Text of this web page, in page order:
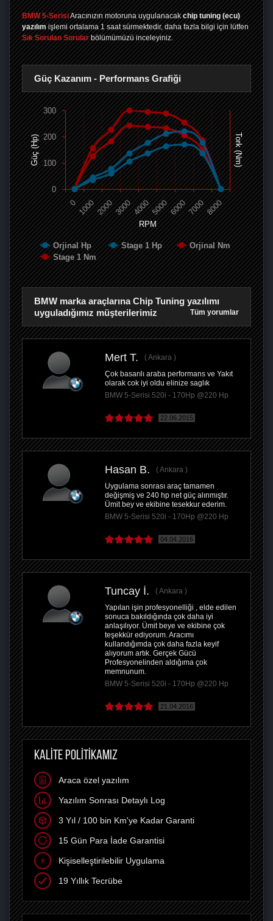
BMW 5-SerisiAracınızın motoruna uygulanacak chip tuning (ecu)
yazılım işlemi ortalama 1 saat sürmektedir, daha fazla bilgi için lütfen
Sık Sorulan Sorular bölümümüzü inceleyiniz.
Güç Kazanım - Performans Grafiği
RPM
Güç (Hp) Tork (Nm)
Orjinal Hp Stage 1 Hp
Orjinal Nm
Stage 1 Nm
0 100020003000 40005000600070008000
0
100
200
300
BMW marka araçlarına Chip Tuning yazılımı
uyguladığımız müşterilerimiz
Tüm yorumlar
Mert T.
Ankara
Çok basarılı araba performans ve Yakıt
olarak cok iyi oldu elinize saglık
BMW 5-Serisi 520i - 170Hp @220 Hp
22.06.2015
Hasan B.
Ankara
Uygulama sonrası araç tamamen
değişmiş ve 240 hp net güç alınmıştır.
Ümit bey ve ekibine tesekkur ederim.
BMW 5-Serisi 520i - 170Hp @220 Hp
04.04.2016
Tuncay İ.
Ankara
Yapılan işin profesyonelliği , elde edilen
sonuca bakıldığında çok daha iyi
anlaşılıyor. Ümit beye ve ekibine çok
teşekkür ediyorum. Aracımı
kullandığımda çok daha fazla keyif
alıyorum artık. Gerçek Gücü
Profesyonelinden aldığıma çok
memnunum.
BMW 5-Serisi 520i - 170Hp @220 Hp
21.04.2016
KALİTE POLİTİKAMIZ
Araca özel yazılım
Yazılım Sonrası Detaylı Log
3 Yıl / 100 bin Km'ye Kadar Garanti
15 Gün Para İade Garantisi
Kişiselleştirilebilir Uygulama
19 Yıllık Tecrübe